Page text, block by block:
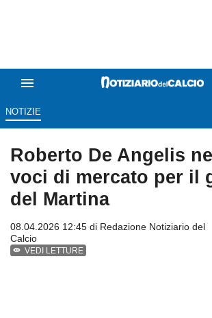
NOTIZIE
Roberto De Angelis
voci di mercato per il
del Martina
08.04.2026 12:45 di Redazione Notiziario del
Calcio
VEDI LETTURE